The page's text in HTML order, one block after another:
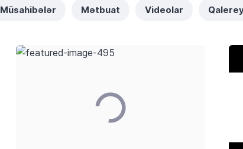
Müsahibələr Mətbuat Videolar